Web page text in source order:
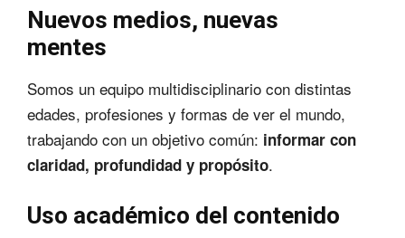
Nuevos medios, nuevas
mentes
Somos un equipo multidisciplinario con distintas
edades, profesiones y formas de ver el mundo,
trabajando con un objetivo común: informar con
claridad, profundidad y propósito.
Uso académico del contenido